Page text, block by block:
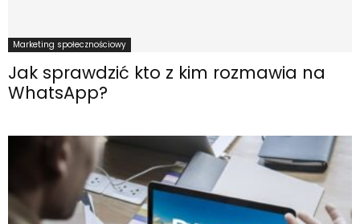
Marketing społecznościowy
Jak sprawdzić kto z kim rozmawia na
WhatsApp?